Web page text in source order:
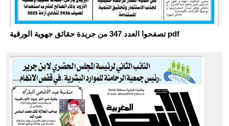
تصفحوا العدد 347 من جريدة حقائق جهوية الورقية pdf